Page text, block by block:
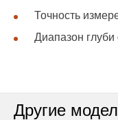
Точность
Диапазон глуби
Другие